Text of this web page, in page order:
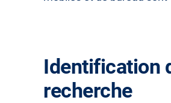
Identification
recherche